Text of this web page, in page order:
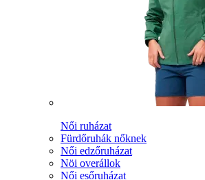
Női ruházat
Fürdőruhák nőknek
Női edzőruházat
Nöi overállok
Női esőruházat